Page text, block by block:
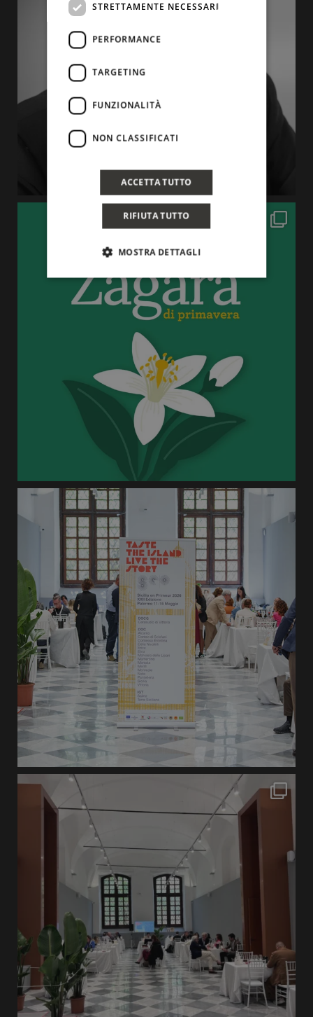
STRETTAMENTE NECESSARI
PERFORMANCE
TARGETING
FUNZIONALITÀ
NON CLASSIFICATI
ACCETTA TUTTO
RIFIUTA TUTTO
MOSTRA DETTAGLI